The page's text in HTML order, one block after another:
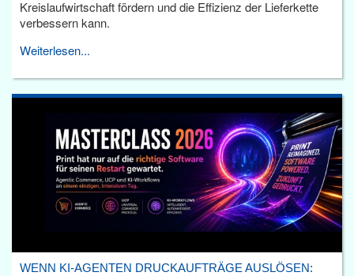
Kreislaufwirtschaft fördern und die Effizienz der Lieferkette
verbessern kann.
Weiterlesen...
WENN KI-AGENTEN DRUCKAUFTRÄGE AUSLÖSEN: